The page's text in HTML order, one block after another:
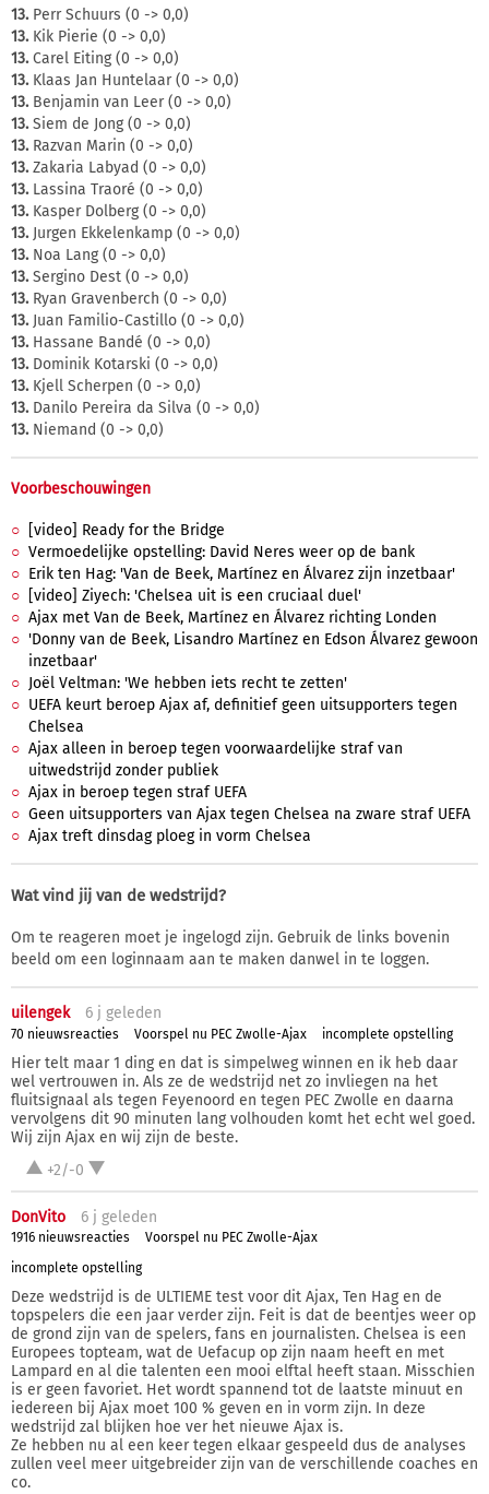
13.Perr Schuurs (0 -> 0,0)
13.Kik Pierie (0 -> 0,0)
13.Carel Eiting (0 -> 0,0)
13.Klaas Jan Huntelaar (0 -> 0,0)
13.Benjamin van Leer (0 -> 0,0)
13.Siem de Jong (0 -> 0,0)
13.Razvan Marin (0 -> 0,0)
13.Zakaria Labyad (0 -> 0,0)
13.Lassina Traoré (0 -> 0,0)
13.Kasper Dolberg (0 -> 0,0)
13.Jurgen Ekkelenkamp (0 -> 0,0)
13.Noa Lang (0 -> 0,0)
13.Sergino Dest (0 -> 0,0)
13.Ryan Gravenberch (0 -> 0,0)
13.Juan Familio-Castillo (0 -> 0,0)
13.Hassane Bandé (0 -> 0,0)
13.Dominik Kotarski (0 -> 0,0)
13.Kjell Scherpen (0 -> 0,0)
13.Danilo Pereira da Silva (0 -> 0,0)
13.Niemand (0 -> 0,0)
Voorbeschouwingen
[video] Ready for the Bridge
Vermoedelijke opstelling: David Neres weer op de bank
Erik ten Hag: 'Van de Beek, Martínez en Álvarez zijn inzetbaar'
[video] Ziyech: 'Chelsea uit is een cruciaal duel'
Ajax met Van de Beek, Martínez en Álvarez richting Londen
'Donny van de Beek, Lisandro Martínez en Edson Álvarez gewoon
inzetbaar'
Joël Veltman: 'We hebben iets recht te zetten'
UEFA keurt beroep Ajax af, definitief geen uitsupporters tegen
Chelsea
Ajax alleen in beroep tegen voorwaardelijke straf van
uitwedstrijd zonder publiek
Ajax in beroep tegen straf UEFA
Geen uitsupporters van Ajax tegen Chelsea na zware straf UEFA
Ajax treft dinsdag ploeg in vorm Chelsea
Wat vind jij van de wedstrijd?
Om te reageren moet je ingelogd zijn. Gebruik de links bovenin
beeld om een loginnaam aan te maken danwel in te loggen.
uilengek 6 j geleden
70 nieuwsreacties Voorspel nu PEC Zwolle-Ajax incomplete opstelling
Hier telt maar 1 ding en dat is simpelweg winnen en ik heb daar
wel vertrouwen in. Als ze de wedstrijd net zo invliegen na het
fluitsignaal als tegen Feyenoord en tegen PEC Zwolle en daarna
vervolgens dit 90 minuten lang volhouden komt het echt wel goed.
Wij zijn Ajax en wij zijn de beste.
+2/-0
DonVito 6 j geleden
1916 nieuwsreacties
Voorspel nu PEC Zwolle-Ajax
incomplete opstelling
Deze wedstrijd is de ULTIEME test voor dit Ajax, Ten Hag en de
topspelers die een jaar verder zijn. Feit is dat de beentjes weer op
de grond zijn van de spelers, fans en journalisten. Chelsea is een
Europees topteam, wat de Uefacup op zijn naam heeft en met
Lampard en al die talenten een mooi elftal heeft staan. Misschien
is er geen favoriet. Het wordt spannend tot de laatste minuut en
iedereen bij Ajax moet 100 % geven en in vorm zijn. In deze
wedstrijd zal blijken hoe ver het nieuwe Ajax is.
Ze hebben nu al een keer tegen elkaar gespeeld dus de analyses
zullen veel meer uitgebreider zijn van de verschillende coaches en
co.